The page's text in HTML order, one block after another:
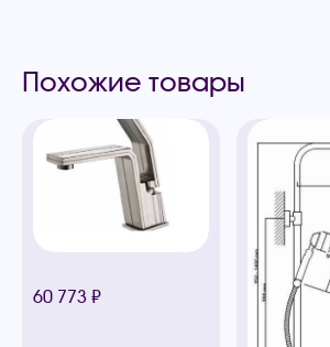
Похожие товары
60 773 ₽